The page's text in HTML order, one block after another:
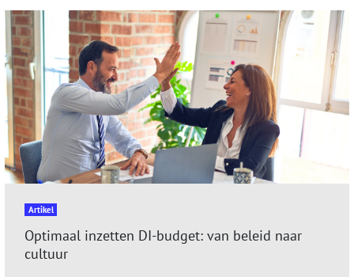
Artikel
Optimaal inzetten DI-budget: van beleid naar
cultuur